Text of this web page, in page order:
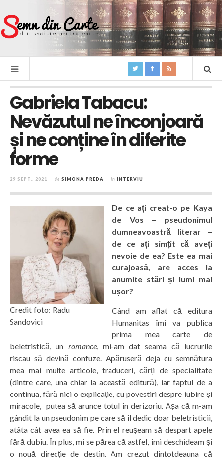
Gabriela Tabacu:
Nevăzutul ne înconjoară
și ne conține în diferite
forme
29 SEPT., 2021 de SIMONA PREDA în INTERVIU
Credit foto: Radu
Sandovici
De ce ați creat-o pe Kaya
de Vos – pseudonimul
dumneavoastră literar –
de ce ați simțit că aveți
nevoie de ea? Este ea mai
curajoasă, are acces la
anumite stări și lumi mai
ușor?
Când am aflat că editura
Humanitas îmi va publica
prima mea carte de
beletristică, un romance, mi-am dat seama că lucrurile
riscau să devină confuze. Apăruseră deja cu semnătura
mea mai multe articole, traduceri, cărți de specialitate
(dintre care, una chiar la această editură), iar faptul de a
continua, fără nici o explicație, cu povestiri despre iubire și
miracole, putea să arunce totul în derizoriu. Așa că m-am
gândit la un pseudonim pe care să îl dedic doar beletristicii,
atâta cât avea ea să fie. Prin el reușeam să despart apele
fără dubiu. În plus, mi se părea că astfel, îmi deschideam și
o nouă direcție de destin. Am crezut dintotdeauna că